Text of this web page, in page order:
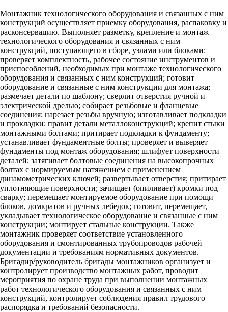
Монтажник технологического оборудования и связанных с ним
конструкций осуществляет приемку оборудования, распаковку и
расконсервацию. Выполняет разметку, крепление и монтаж
технологического оборудования и связанных с ним
конструкций, поступающего в сборе, узлами или блоками:
проверяет комплектность, рабочее состояние инструментов и
приспособлений, необходимых при монтаже технологического
оборудования и связанных с ним конструкций; готовит
оборудование и связанные с ним конструкции для монтажа;
размечает детали по шаблону; сверлит отверстия ручной и
электрической дрелью; собирает резьбовые и фланцевые
соединения; нарезает резьбы вручную; изготавливает подкладки
и прокладки; правит детали металлоконструкций; крепит стыки
монтажными болтами; притирает подкладки к фундаменту;
устанавливает фундаментные болты; проверяет и выверяет
фундаменты под монтаж оборудования; шлифует поверхности
деталей; затягивает болтовые соединения на высокопрочных
болтах с нормируемым натяжением с применением
динамометрических ключей; развертывает отверстия; притирает
уплотняющие поверхности; зачищает (опиливает) кромки под
сварку; перемещает монтируемое оборудование при помощи
блоков, домкратов и ручных лебедок; готовит, перемещает,
укладывает технологическое оборудование и связанные с ним
конструкции; монтирует стальные конструкции. Также
монтажник проверяет соответствие установленного
оборудования и смонтированных трубопроводов рабочей
документации и требованиям нормативных документов.
Бригадир/руководитель бригады монтажников организует и
контролирует производство монтажных работ, проводит
мероприятия по охране труда при выполнении монтажных
работ технологического оборудования и связанных с ним
конструкций, контролирует соблюдения правил трудового
распорядка и требований безопасности.